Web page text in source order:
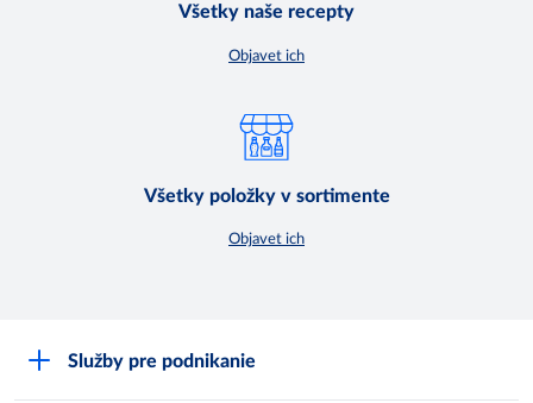
Všetky naše recepty
Objavet ich
Všetky položky v sortimente
Objavet ich
Služby pre podnikanie